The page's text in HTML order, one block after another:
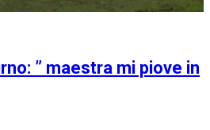
” maestra mi piove in